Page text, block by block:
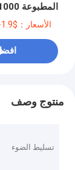
المطبوعة 1000 قطعة 19.5x17 سم
الأسعار：$1.9-4/pcs
منتوج وصف
تسليط الضوء